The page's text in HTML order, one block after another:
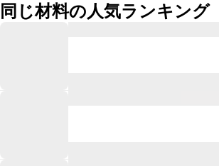
同じ材料の人気ランキング